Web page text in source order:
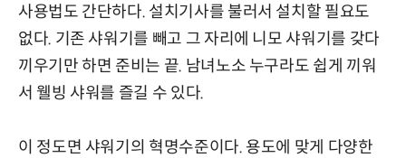
사용법도 간단하다. 설치기사를 불러서 설치할 필요도
없다. 기존 샤워기를 빼고 그 자리에 니모 샤워기를 갖다
끼우기만 하면 준비는 끝. 남녀노소 누구라도 쉽게 끼워
서 웰빙 샤워를 즐길 수 있다.
이 정도면 샤워기의 혁명수준이다. 용도에 맞게 다양한